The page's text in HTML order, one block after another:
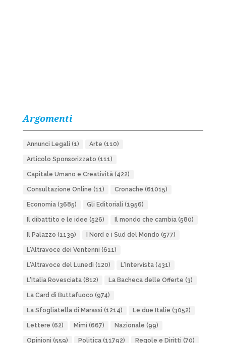
Argomenti
Annunci Legali (1) Arte (110)
Articolo Sponsorizzato (111)
Capitale Umano e Creatività(422)
Consultazione Online (11) Cronache (61015)
Economia(3685) Gli Editoriali (1956)
Il dibattito e le idee (526) Il mondo che cambia(580)
Il Palazzo (1139) I Nord e i Sud del Mondo (577)
L'Altravoce dei Ventenni (611)
L'Altravoce del Lunedì (120) L'Intervista(431)
L'Italia Rovesciata(812) La Bacheca delle Offerte (3)
La Card di Buttafuoco (974)
La Sfogliatella di Marassi (1214) Le due Italie (3052)
Lettere (62) Mimì (667) Nazionale (99)
Opinioni (559) Politica(11792) Regole e Diritti (70)